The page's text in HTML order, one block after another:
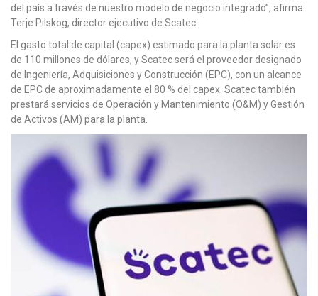
del país a través de nuestro modelo de negocio integrado”, afirma
Terje Pilskog, director ejecutivo de Scatec.
El gasto total de capital (capex) estimado para la planta solar es
de 110 millones de dólares, y Scatec será el proveedor designado
de Ingeniería, Adquisiciones y Construcción (EPC), con un alcance
de EPC de aproximadamente el 80 % del capex. Scatec también
prestará servicios de Operación y Mantenimiento (O&M) y Gestión
de Activos (AM) para la planta.